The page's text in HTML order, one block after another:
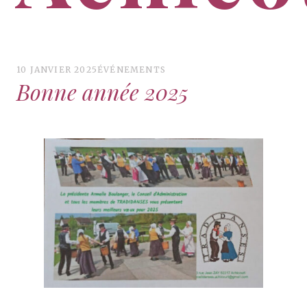
10 JANVIER 2025 ÉVÉNEMENTS
Bonne année 2025